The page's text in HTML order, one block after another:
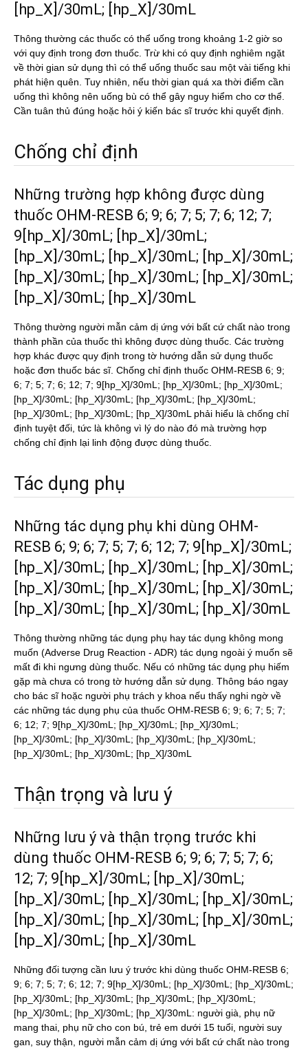
[hp_X]/30mL; [hp_X]/30mL
Thông thường các thuốc có thể uống trong khoảng 1-2 giờ so
với quy định trong đơn thuốc. Trừ khi có quy định nghiêm ngặt
về thời gian sử dụng thì có thể uống thuốc sau một vài tiếng khi
phát hiện quên. Tuy nhiên, nếu thời gian quá xa thời điểm cần
uống thì không nên uống bù có thể gây nguy hiểm cho cơ thể.
Cần tuân thủ đúng hoặc hỏi ý kiến bác sĩ trước khi quyết định.
Chống chỉ định
Những trường hợp không được dùng
thuốc OHM-RESB 6; 9; 6; 7; 5; 7; 6; 12; 7;
9[hp_X]/30mL; [hp_X]/30mL;
[hp_X]/30mL; [hp_X]/30mL; [hp_X]/30mL;
[hp_X]/30mL; [hp_X]/30mL; [hp_X]/30mL;
[hp_X]/30mL; [hp_X]/30mL
Thông thường người mẫn cảm dị ứng với bất cứ chất nào trong
thành phần của thuốc thì không được dùng thuốc. Các trường
hợp khác được quy định trong tờ hướng dẫn sử dụng thuốc
hoặc đơn thuốc bác sĩ. Chống chỉ định thuốc OHM-RESB 6; 9;
6; 7; 5; 7; 6; 12; 7; 9[hp_X]/30mL; [hp_X]/30mL; [hp_X]/30mL;
[hp_X]/30mL; [hp_X]/30mL; [hp_X]/30mL; [hp_X]/30mL;
[hp_X]/30mL; [hp_X]/30mL; [hp_X]/30mL phải hiểu là chống chỉ
định tuyệt đối, tức là không vì lý do nào đó mà trường hợp
chống chỉ định lại linh động được dùng thuốc.
Tác dụng phụ
Những tác dụng phụ khi dùng OHM-
RESB 6; 9; 6; 7; 5; 7; 6; 12; 7; 9[hp_X]/30mL;
[hp_X]/30mL; [hp_X]/30mL; [hp_X]/30mL;
[hp_X]/30mL; [hp_X]/30mL; [hp_X]/30mL;
[hp_X]/30mL; [hp_X]/30mL; [hp_X]/30mL
Thông thường những tác dụng phụ hay tác dụng không mong
muốn (Adverse Drug Reaction - ADR) tác dụng ngoài ý muốn sẽ
mất đi khi ngưng dùng thuốc. Nếu có những tác dụng phụ hiếm
gặp mà chưa có trong tờ hướng dẫn sử dụng. Thông báo ngay
cho bác sĩ hoặc người phụ trách y khoa nếu thấy nghi ngờ về
các những tác dụng phụ của thuốc OHM-RESB 6; 9; 6; 7; 5; 7;
6; 12; 7; 9[hp_X]/30mL; [hp_X]/30mL; [hp_X]/30mL;
[hp_X]/30mL; [hp_X]/30mL; [hp_X]/30mL; [hp_X]/30mL;
[hp_X]/30mL; [hp_X]/30mL; [hp_X]/30mL
Thận trọng và lưu ý
Những lưu ý và thận trọng trước khi
dùng thuốc OHM-RESB 6; 9; 6; 7; 5; 7; 6;
12; 7; 9[hp_X]/30mL; [hp_X]/30mL;
[hp_X]/30mL; [hp_X]/30mL; [hp_X]/30mL;
[hp_X]/30mL; [hp_X]/30mL; [hp_X]/30mL;
[hp_X]/30mL; [hp_X]/30mL
Những đối tượng cần lưu ý trước khi dùng thuốc OHM-RESB 6;
9; 6; 7; 5; 7; 6; 12; 7; 9[hp_X]/30mL; [hp_X]/30mL; [hp_X]/30mL;
[hp_X]/30mL; [hp_X]/30mL; [hp_X]/30mL; [hp_X]/30mL;
[hp_X]/30mL; [hp_X]/30mL; [hp_X]/30mL: người già, phụ nữ
mang thai, phụ nữ cho con bú, trẻ em dưới 15 tuổi, người suy
gan, suy thận, người mẫn cảm dị ứng với bất cứ chất nào trong